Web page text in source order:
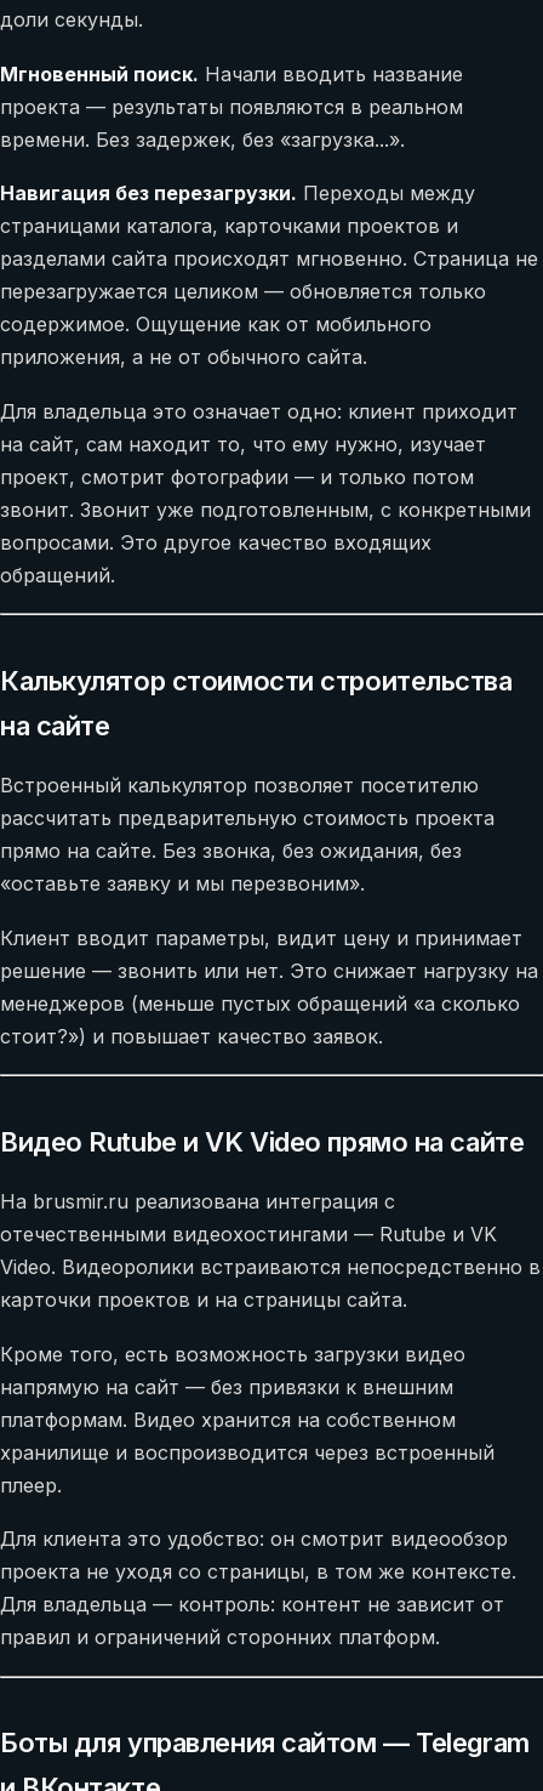
доли секунды.
Мгновенный поиск. Начали вводить название
проекта — результаты появляются в реальном
времени. Без задержек, без «загрузка...».
Навигация без перезагрузки. Переходы между
страницами каталога, карточками проектов и
разделами сайта происходят мгновенно. Страница не
перезагружается целиком — обновляется только
содержимое. Ощущение как от мобильного
приложения, а не от обычного сайта.
Для владельца это означает одно: клиент приходит
на сайт, сам находит то, что ему нужно, изучает
проект, смотрит фотографии — и только потом
звонит. Звонит уже подготовленным, с конкретными
вопросами. Это другое качество входящих
обращений.
Калькулятор стоимости строительства
на сайте
Встроенный калькулятор позволяет посетителю
рассчитать предварительную стоимость проекта
прямо на сайте. Без звонка, без ожидания, без
«оставьте заявку и мы перезвоним».
Клиент вводит параметры, видит цену и принимает
решение — звонить или нет. Это снижает нагрузку на
менеджеров (меньше пустых обращений «а сколько
стоит?») и повышает качество заявок.
Видео Rutube и VK Video прямо на сайте
На brusmir.ru реализована интеграция с
отечественными видеохостингами — Rutube и VK
Video. Видеоролики встраиваются непосредственно в
карточки проектов и на страницы сайта.
Кроме того, есть возможность загрузки видео
напрямую на сайт — без привязки к внешним
платформам. Видео хранится на собственном
хранилище и воспроизводится через встроенный
плеер.
Для клиента это удобство: он смотрит видеообзор
проекта не уходя со страницы, в том же контексте.
Для владельца — контроль: контент не зависит от
правил и ограничений сторонних платформ.
Боты для управления сайтом — Telegram